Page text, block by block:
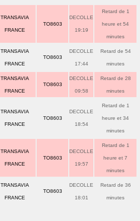
TRANSAVIA
FRANCE
TO8603
DECOLLE
19:19
Retard de 1
heure et 54
minutes
TRANSAVIA
FRANCE
TO8603
DECOLLE
17:44
Retard de 54
minutes
TRANSAVIA
FRANCE
TO8603
DECOLLE
09:58
Retard de 28
minutes
TRANSAVIA
FRANCE
TO8603
DECOLLE
18:54
Retard de 1
heure et 34
minutes
TRANSAVIA
FRANCE
TO8603
DECOLLE
19:57
Retard de 1
heure et 7
minutes
TRANSAVIA
FRANCE
TO8603
DECOLLE
18:01
Retard de 36
minutes